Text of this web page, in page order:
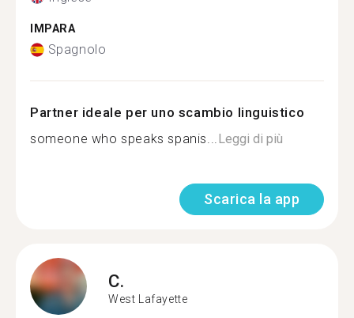
IMPARA
Spagnolo
Partner ideale per uno scambio linguistico
someone who speaks spanis...Leggi di più
Scarica la app
C.
West Lafayette